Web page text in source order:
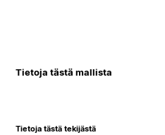
Tietoja tästä mallista
Tietoja tästä tekijästä